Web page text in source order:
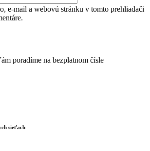
e-mail a webovú stránku v tomto prehliadači
poradíme na bezplatnom čísle
sieťach